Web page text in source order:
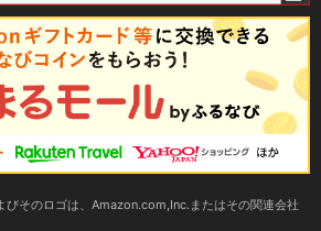
そのロゴは、Amazon.com,Inc.またはその関連会社